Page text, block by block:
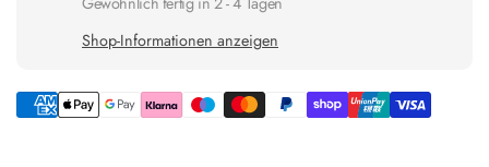
Shop-Informationen anzeigen